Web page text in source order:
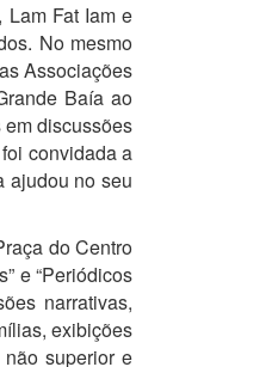
Lam Fat Iam e
No mesmo
Associações
Baía ao
discussões
convidada a
ajudou no seu
do Centro
e “Periódicos
narrativas,
exibições
superior e